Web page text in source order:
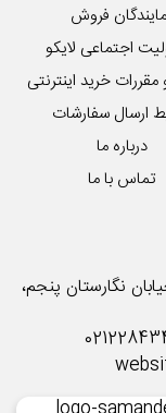
فروش
اجتماعی لایکو
خرید اینترنتی
ارسال سفارشات
درباره ما
تماس با ما
نگارستان پنجم،